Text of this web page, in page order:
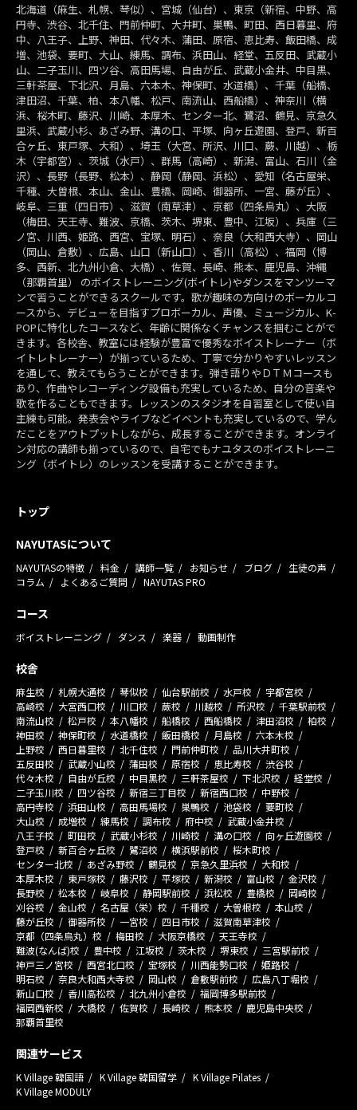
北海道（麻生、札幌、琴似）、宮城（仙台）、東京（新宿、中野、高
円寺、渋谷、北千住、門前仲町、大井町、巣鴨、町田、西日暮里、府
中、八王子、上野、神田、代々木、蒲田、原宿、恵比寿、飯田橋、成
増、池袋、要町、大山、練馬、調布、浜田山、経堂、五反田、武蔵小
山、二子玉川、四ツ谷、高田馬場、自由が丘、武蔵小金井、中目黒、
三軒茶屋、下北沢、月島、六本木、神保町、水道橋）、千葉（船橋、
津田沼、千葉、柏、本八幡、松戸、南流山、西船橋）、神奈川（横
浜、桜木町、藤沢、川崎、本厚木、センター北、鷺沼、鶴見、京急久
里浜、武蔵小杉、あざみ野、溝の口、平塚、向ヶ丘遊園、登戸、新百
合ヶ丘、東戸塚、大和）、埼玉（大宮、所沢、川口、蕨、川越）、栃
木（宇都宮）、茨城（水戸）、群馬（高崎）、新潟、富山、石川（金
沢）、長野（長野、松本）、静岡（静岡、浜松）、愛知（名古屋栄、
千種、大曽根、本山、金山、豊橋、岡崎、御器所、一宮、藤が丘）、
岐阜、三重（四日市）、滋賀（南草津）、京都（四条烏丸）、大阪
（梅田、天王寺、難波、京橋、茨木、堺東、豊中、江坂）、兵庫（三
ノ宮、川西、姫路、西宮、宝塚、明石）、奈良（大和西大寺）、岡山
（岡山、倉敷）、広島、山口（新山口）、香川（高松）、福岡（博
多、西新、北九州小倉、大橋）、佐賀、長崎、熊本、鹿児島、沖縄
（那覇首里） のボイストレーニング(ボイトレ)やダンスをマンツーマ
ンで習うことができるスクールです。歌が趣味の方向けのボーカルコ
ースから、デビューを目指すプロボーカル、声優、ミュージカル、K-
POPに特化したコースなど、年齢に関係なくチャンスを掴むことがで
きます。各校舎、教室には経験が豊富で優秀なボイストレーナー（ボ
イトレトレーナー）が揃っているため、丁寧で分かりやすいレッスン
を通して、教えてもらうことができます。弾き語りやＤＴＭコースも
あり、作曲やレコーディング設備も充実しているため、自分の音楽や
歌を作ることもできます。レッスンのスタジオを自習室として使い自
主練も可能。発表会やライブなどイベントも充実しているので、学ん
だことをアウトプットしながら、成長することができます。オンライ
ン対応の講師も揃っているので、自宅でもナユタスのボイストレーニ
ング（ボイトレ）のレッスンを受講することができます。
トップ
NAYUTASについて
NAYUTASの特徴 料金 講師一覧 お知らせ ブログ
生徒の声
コラム
よくあるご質問 NAYUTAS PRO
コース
ボイストレーニング ダンス 楽器 動画制作
校舎
麻生校 札幌大通校 琴似校 仙台駅前校 水戸校
宇都宮校
高崎校
大宮西口校 川口校 蕨校 川越校 所沢校
千葉駅前校
南流山校
松戸校 本八幡校 船橋校 西船橋校 津田沼校
柏校
神田校
神保町校 水道橋校 飯田橋校 月島校
六本木校
上野校
西日暮里校 北千住校 門前仲町校
品川大井町校
五反田校
武蔵小山校 蒲田校 原宿校 恵比寿校
渋谷校
代々木校
自由が丘校 中目黒校 三軒茶屋校 下北沢校
経堂校
二子玉川校
四ツ谷校 新宿三丁目校 新宿西口校
中野校
高円寺校
浜田山校 高田馬場校 巣鴨校 池袋校
要町校
大山校
成増校 練馬校 調布校 府中校
武蔵小金井校
八王子校
町田校 武蔵小杉校 川崎校 溝の口校
向ヶ丘遊園校
登戸校
新百合ヶ丘校 鷺沼校 横浜駅前校
桜木町校
センター北校
あざみ野校 鶴見校 京急久里浜校
大和校
本厚木校
東戸塚校 藤沢校 平塚校 新潟校 富山校
金沢校
長野校
松本校 岐阜校 静岡駅前校 浜松校 豊橋校
岡崎校
刈谷校
金山校 名古屋（栄）校 千種校 大曽根校
本山校
藤が丘校
御器所校 一宮校 四日市校
滋賀南草津校
京都（四条烏丸）校
梅田校 大阪京橋校
天王寺校
難波(なんば)校
豊中校 江坂校 茨木校 堺東校
三宮駅前校
神戸三ノ宮校
西宮北口校 宝塚校 川西能勢口校
姫路校
明石校
奈良大和西大寺校 岡山校 倉敷駅前校
広島八丁堀校
新山口校
香川高松校 北九州小倉校
福岡博多駅前校
福岡西新校
大橋校 佐賀校 長崎校 熊本校
鹿児島中央校
那覇首里校
関連サービス
K Village 韓国語 K Village 韓国留学
K Village Pilates
K Village MODULY